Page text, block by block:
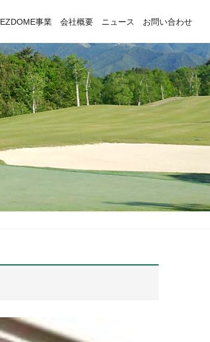
EZDOME事業 会社概要 ニュース お問い合わせ